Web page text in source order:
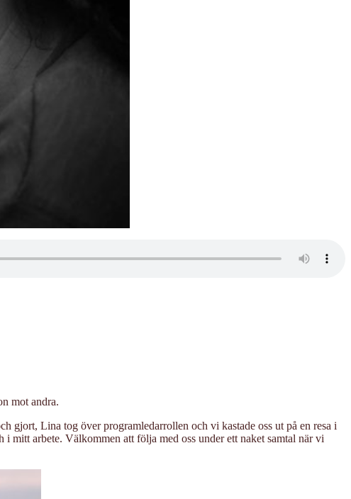
mot andra.
gjort, Lina tog över programledarrollen och vi kastade oss ut på en resa i
mitt arbete. Välkommen att följa med oss under ett naket samtal när vi